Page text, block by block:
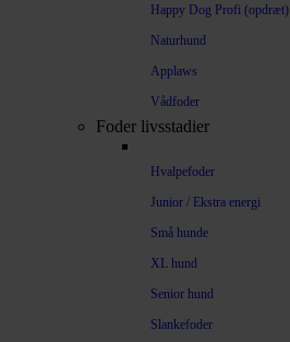
Happy Dog Profi (opdræt)
Naturhund
Applaws
Vådfoder
Foder livsstadier
Hvalpefoder
Junior / Ekstra energi
Små hunde
XL hund
Senior hund
Slankefoder